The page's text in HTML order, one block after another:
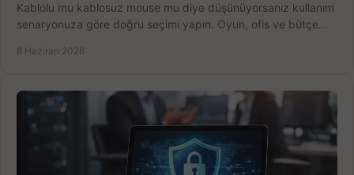
Kablolu mu kablosuz mouse mu diye düşünüyorsanız kullanım
senaryonuza göre doğru seçimi yapın. Oyun, ofis ve bütçe
8 Haziran 2026